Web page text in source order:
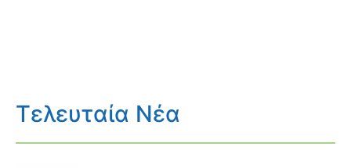
Τελευταία Νέα